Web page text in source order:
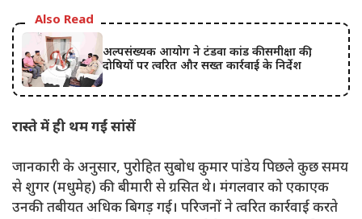
Also Read
अल्पसंख्यक आयोग ने टंडवा कांड की समीक्षा की,
दोषियों पर त्वरित और सख्त कार्रवाई के निर्देश
रास्ते में ही थम गईं सांसें
जानकारी के अनुसार, पुरोहित सुबोध कुमार पांडेय पिछले कुछ समय
से शुगर (मधुमेह) की बीमारी से ग्रसित थे। मंगलवार को एकाएक
उनकी तबीयत अधिक बिगड़ गई। परिजनों ने त्वरित कार्रवाई करते